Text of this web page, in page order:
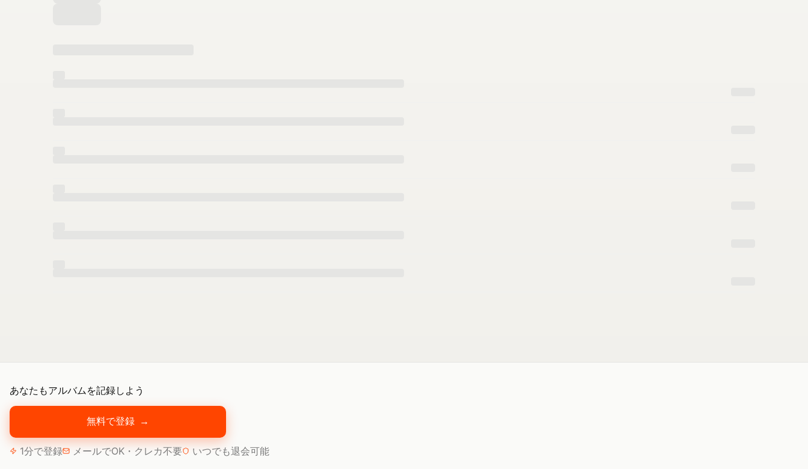
あなたもアルバムを記録しよう
無料で登録 →
1分で登録 メールでOK・クレカ不要 いつでも退会可能